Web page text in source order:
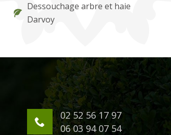
Dessouchage arbre et haie
Darvoy
02 52 56 17 97
06 03 94 07 54